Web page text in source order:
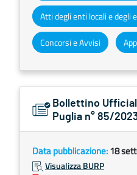
Concorsi e Avvisi
Bollettino
Puglia n° 85/
Data pubblicazione:18
Visualizza BURP